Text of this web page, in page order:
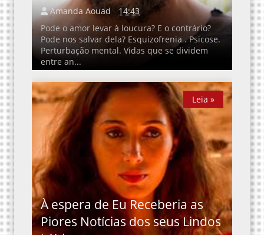
Amanda Aouad
14:43
Pode o amor levar à loucura? E o contrário?
Pode nos salvar dela? Esquizofrenia . Psicose.
Perturbação mental. Vidas que se dividem
entre an...
À espera de Eu Receberia as
Piores Notícias dos seus Lindos
Leia »
Leia »